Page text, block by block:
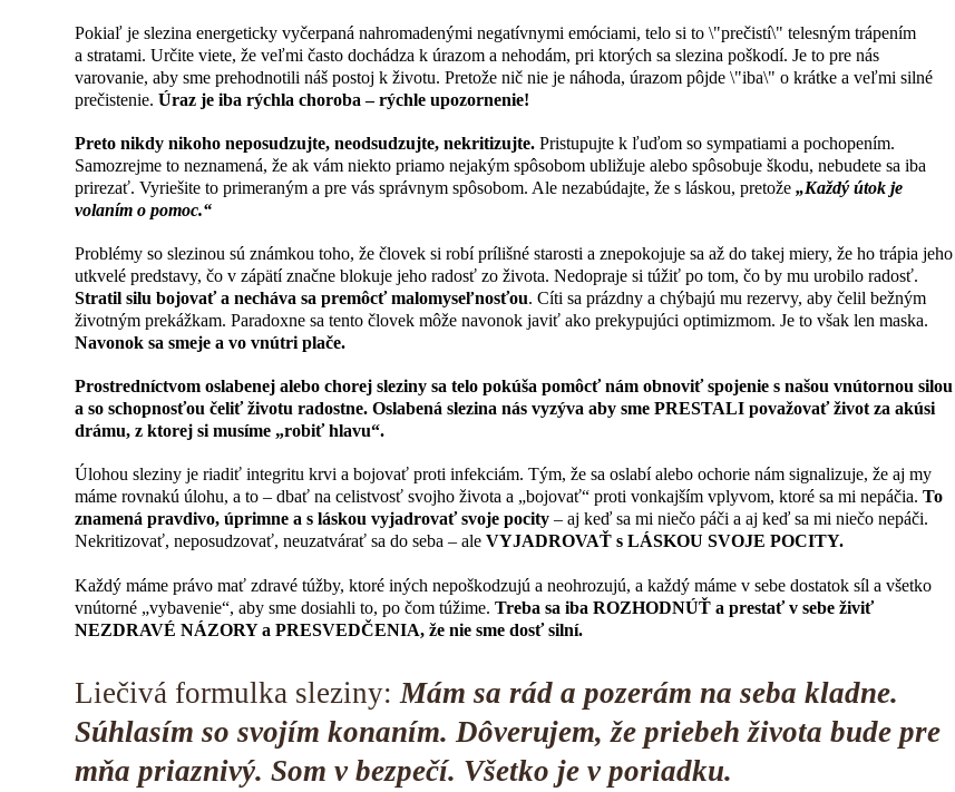
Pokiaľ je slezina energeticky vyčerpaná nahromadenými negatívnymi emóciami, telo si to \"prečistí\" telesným trápením
a stratami. Určite viete, že veľmi často dochádza k úrazom a nehodám, pri ktorých sa slezina poškodí. Je to pre nás
varovanie, aby sme prehodnotili náš postoj k životu. Pretože nič nie je náhoda, úrazom pôjde \"iba\" o krátke a veľmi silné
prečistenie.Úraz je iba rýchla choroba – rýchle upozornenie!
Preto nikdy nikoho neposudzujte, neodsudzujte, nekritizujte. Pristupujte k ľuďom so sympatiami a pochopením.
Samozrejme to neznamená, že ak vám niekto priamo nejakým spôsobom ubližuje alebo spôsobuje škodu, nebudete sa iba
prirezať. Vyriešite to primeraným a pre vás správnym spôsobom. Ale nezabúdajte, že s láskou, pretože„Každý útok je
volaním o pomoc.“
Problémy so slezinou sú známkou toho, že človek si robí prílišné starosti a znepokojuje sa až do takej miery, že ho trápia jeho
utkvelé predstavy, čo v zápätí značne blokuje jeho radosť zo života. Nedopraje si túžiť po tom, čo by mu urobilo radosť.
Stratil silu bojovať a necháva sa premôcť malomyseľnosťou. Cíti sa prázdny a chýbajú mu rezervy, aby čelil bežným
životným prekážkam. Paradoxne sa tento človek môže navonok javiť ako prekypujúci optimizmom. Je to však len maska.
Navonok sa smeje a vo vnútri plače.
Prostredníctvom oslabenej alebo chorej sleziny sa telo pokúša pomôcť nám obnoviť spojenie s našou vnútornou silou
a so schopnosťou čeliť životu radostne. Oslabená slezina nás vyzýva aby sme PRESTALI považovať život za akúsi
drámu, z ktorej si musíme „robiť hlavu“.
Úlohou sleziny je riadiť integritu krvi a bojovať proti infekciám. Tým, že sa oslabí alebo ochorie nám signalizuje, že aj my
máme rovnakú úlohu, a to – dbať na celistvosť svojho života a „bojovať“ proti vonkajším vplyvom, ktoré sa mi nepáčia.To
znamená pravdivo, úprimne a s láskou vyjadrovať svoje pocity – aj keď sa mi niečo páči a aj keď sa mi niečo nepáči.
Nekritizovať, neposudzovať, neuzatvárať sa do seba – aleVYJADROVAŤ s LÁSKOU SVOJE POCITY.
Každý máme právo mať zdravé túžby, ktoré iných nepoškodzujú a neohrozujú, a každý máme v sebe dostatok síl a všetko
vnútorné „vybavenie“, aby sme dosiahli to, po čom túžime.Treba sa iba ROZHODNÚŤ a prestať v sebe živiť
NEZDRAVÉ NÁZORY a PRESVEDČENIA, že nie sme dosť silní.
Liečivá formulka sleziny: Mám sa rád a pozerám na seba kladne.
Súhlasím so svojím konaním. Dôverujem, že priebeh života bude pre
mňa priaznivý. Som v bezpečí. Všetko je v poriadku.